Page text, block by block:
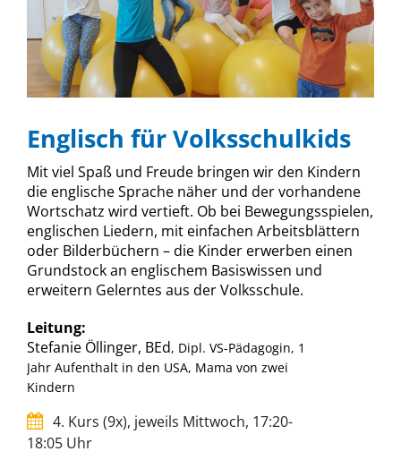
Englisch für Volksschulkids
Mit viel Spaß und Freude bringen wir den Kindern
die englische Sprache näher und der vorhandene
Wortschatz wird vertieft. Ob bei Bewegungsspielen,
englischen Liedern, mit einfachen Arbeitsblättern
oder Bilderbüchern – die Kinder erwerben einen
Grundstock an englischem Basiswissen und
erweitern Gelerntes aus der Volksschule.
Leitung:
Stefanie Öllinger, BEd, Dipl. VS-Pädagogin, 1
Jahr Aufenthalt in den USA, Mama von zwei
Kindern
4. Kurs (9x), jeweils Mittwoch, 17:20-
18:05 Uhr